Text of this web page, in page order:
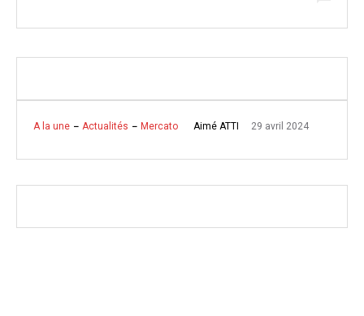
A la une Actualités Mercato Aimé ATTI 29 avril 2024